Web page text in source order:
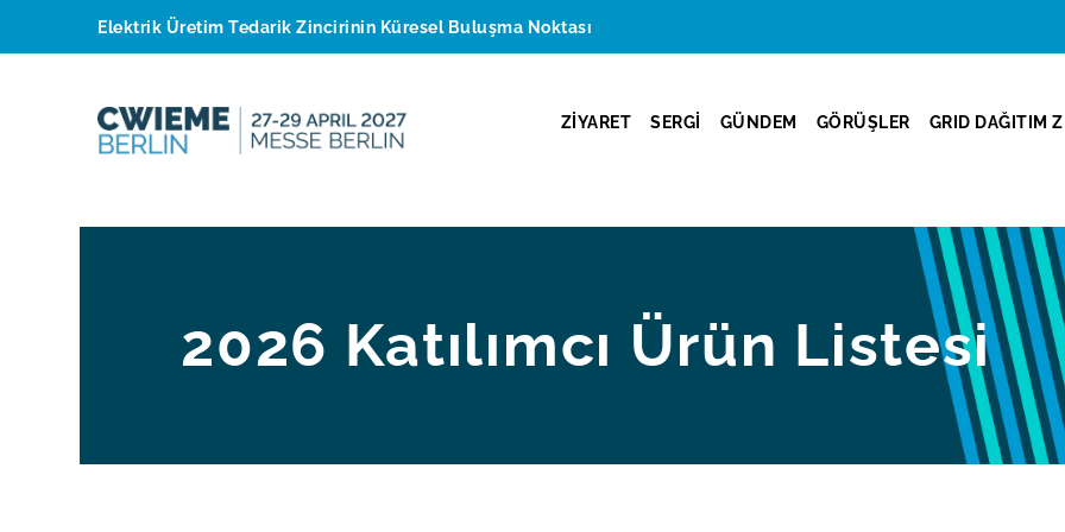
Elektrik Üretim Tedarik Zincirinin Küresel Buluşma Noktası
ZİYARET SERGİ GÜNDEM GÖRÜŞLER GRID DAĞITIM
2026 Katılımcı Ürün Listesi